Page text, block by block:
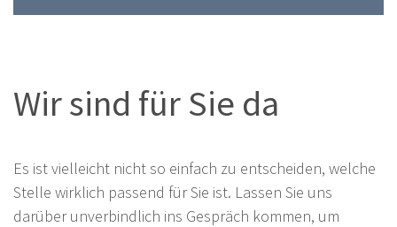
Wir sind für Sie da
Es ist vielleicht nicht so einfach zu entscheiden, welche
Stelle wirklich passend für Sie ist. Lassen Sie uns
darüber unverbindlich ins Gespräch kommen, um